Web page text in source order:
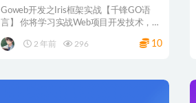
Goweb开发之Iris框架实战【千锋GO语
言】 你将学习实战Web项目开发技术，积
2 年前
296 10